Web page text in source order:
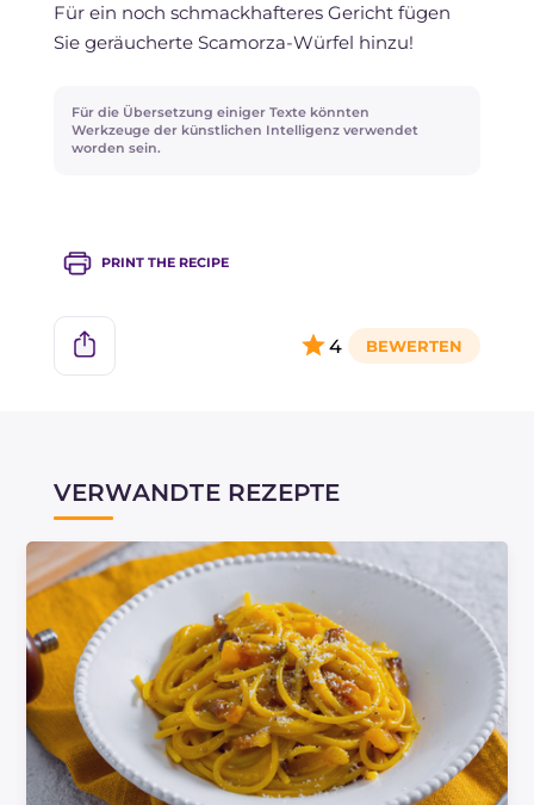
Für ein noch schmackhafteres Gericht fügen
Sie geräucherte Scamorza-Würfel hinzu!
Für die Übersetzung einiger Texte könnten
Werkzeuge der künstlichen Intelligenz verwendet
worden sein.
PRINT THE RECIPE
4
VERWANDTE REZEPTE